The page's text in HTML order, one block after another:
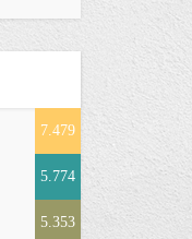
7.479
5.774
5.353